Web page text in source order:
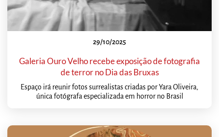
29/10/2025
Galeria Ouro Velho recebe exposição de fotografia
de terror no Dia das Bruxas
Espaço irá reunir fotos surrealistas criadas por Yara Oliveira,
única fotógrafa especializada em horror no Brasil